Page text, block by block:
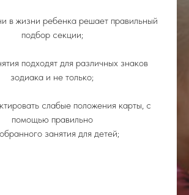
в жизни ребенка решает правильный
подбор секции;
подходят для различных знаков
зодиака и не только;
слабые положения карты, с
помощью правильно
занятия для детей;